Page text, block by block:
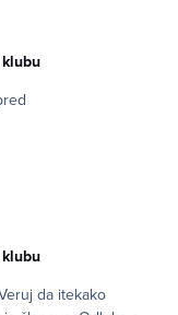
da itekako